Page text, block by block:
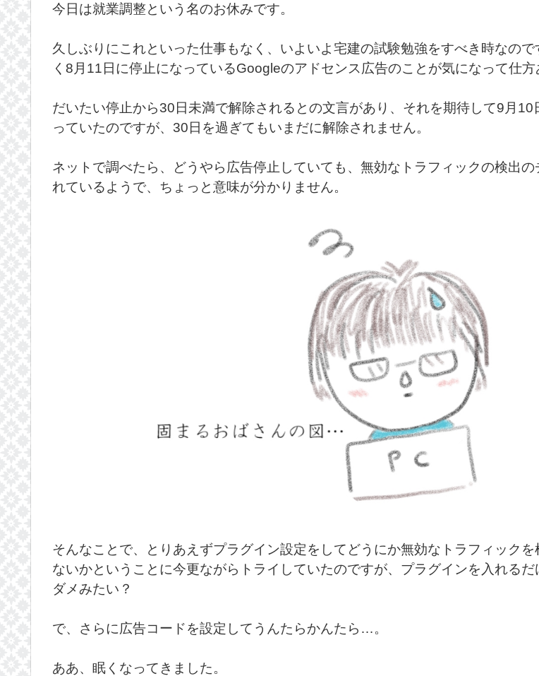
今日は就業調整という名のお休みです。
久しぶりにこれといった仕事もなく、いよいよ宅建の試験勉強をすべき時なので
く8月11日に停止になっているGoogleのアドセンス広告のことが気になって仕方
だいたい停止から30日未満で解除されるとの文言があり、それを期待して9月10
っていたのですが、30日を過ぎてもいまだに解除されません。
ネットで調べたら、どうやら広告停止していても、無効なトラフィックの検出の
れているようで、ちょっと意味が分かりません。
そんなことで、とりあえずプラグイン設定をしてどうにか無効なトラフィック
ないかということに今更ながらトライしていたのですが、プラグインを入れるだ
ダメみたい？
で、さらに広告コードを設定してうんたらかんたら…。
ああ、眠くなってきました。